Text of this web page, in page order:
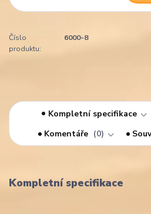
Číslo
produktu:
6000-8
Kompletní specifikace
Komentáře
0
Kompletní specifikace